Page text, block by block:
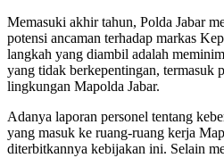
Memasuki akhir tahun, Polda Jabar
potensi ancaman terhadap markas
langkah yang diambil adalah
yang tidak berkepentingan, termasuk
lingkungan Mapolda Jabar.
Adanya laporan personel tentang
yang masuk ke ruang-ruang kerja
diterbitkannya kebijakan ini. Selain